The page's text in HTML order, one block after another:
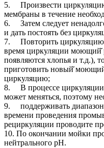
5. Произвести
мембраны в течение
6. Затем следует
и дать постоять без
7. Повторить циркуляцию
время циркуляции моющий̆
появляются хлопья и т.д.),
приготовить новый̆ моющий̆
циркуляцию;
8. В процессе циркуляции
может меняться, поэтому
9. поддерживать диапазон
времени проведения
рециркуляции проводите
10. По окончании мойки
нейтрального рН.